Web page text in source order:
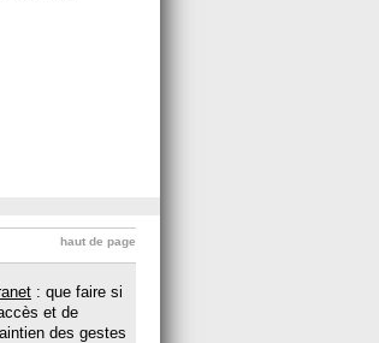
haut de page
: que faire si
et de
des gestes